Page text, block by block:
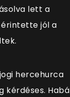
lett a
érintette jól a
hercehurca
kérdéses.